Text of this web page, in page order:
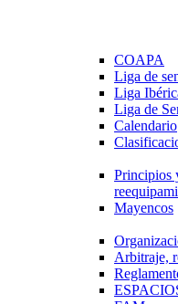
COAPA
Liga de
Liga
Liga de
Calendario
Principios
Mayencos
Arbitraje,